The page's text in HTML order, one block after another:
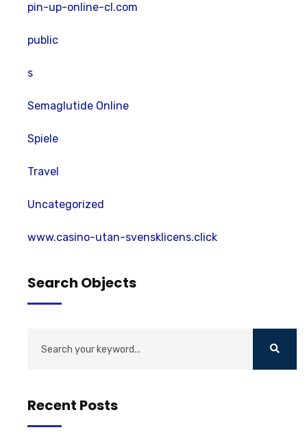
pin-up-online-cl.com
public
s
Semaglutide Online
Spiele
Travel
Uncategorized
www.casino-utan-svensklicens.click
Search Objects
Recent Posts